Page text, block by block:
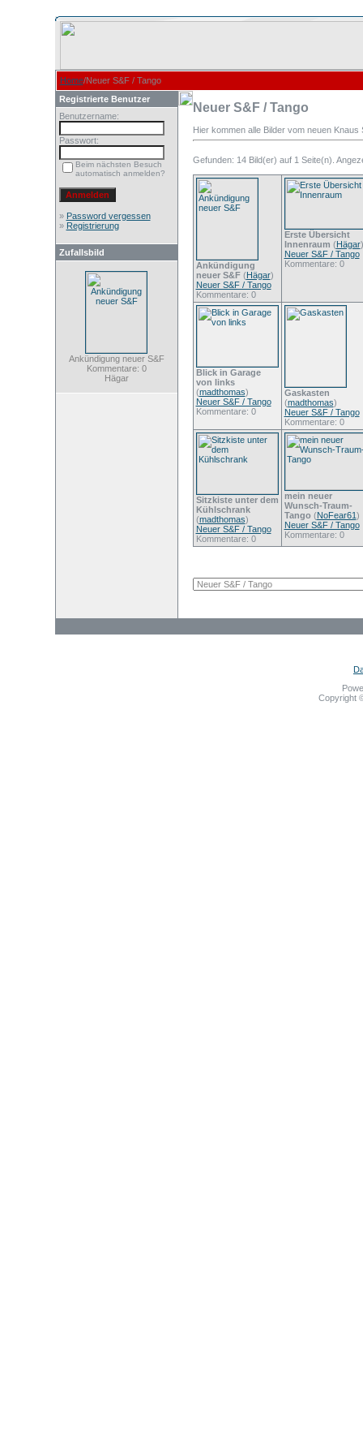
Home/Neuer S&F / Tango
Registrierte Benutzer
Benutzername:
Passwort:
Beim nächsten Besuch
automatisch anmelden?
» Password vergessen
» Registrierung
Zufallsbild
Ankündigung neuer S&F
Kommentare: 0
Hägar
Neuer S&F / Tango
Hier kommen alle Bilder vom neuen
Gefunden: 14 Bild(er) auf 1 Seite(n).
Ankündigung
neuer S&F(Hägar)
Neuer S&F / Tango
Kommentare: 0
Erste Übersicht
Innenraum (Hägar)
Neuer S&F / Tango
Kommentare: 0
Blick in Garage
von links
(madthomas)
Neuer S&F / Tango
Kommentare: 0
Gaskasten
(madthomas)
Neuer S&F / Tango
Kommentare: 0
Sitzkiste unter dem
Kühlschrank
(madthomas)
Neuer S&F / Tango
Kommentare: 0
mein neuer
Wunsch-Traum-
Tango (NoFear61)
Neuer S&F / Tango
Kommentare: 0
Copyright